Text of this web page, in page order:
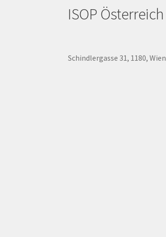
ISOP Österreich
Schindlergasse 31, 1180, Wien